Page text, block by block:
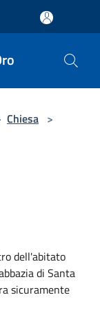
Chiesa >
dell'abitato
di Santa
sicuramente